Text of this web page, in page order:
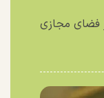
فضای مجازی